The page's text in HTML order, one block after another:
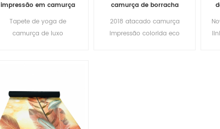
impressão em camurça
borracha natural
Tapete de yoga de
camurça de luxo
camurça de borracha
camurça
2018 atacado camurça
impressão colorida eco